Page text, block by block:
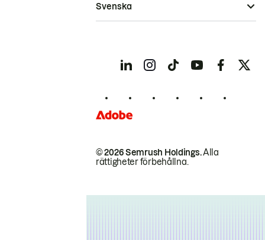
© 2026 Semrush Holdings.Alla
rättigheter förbehållna.
Svenska